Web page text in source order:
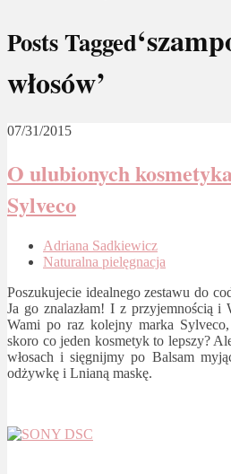
Posts Tagged
włosów’
07/31/2015
O ulubionych
Sylveco
Adriana Sadkiewicz
Naturalna pielęgnacja
Poszukujecie idealnego zestawu do
Ja go znalazłam! I z przyjemnością i
Wami po raz kolejny marka
skoro co jeden kosmetyk to lepszy?
włosach i sięgnijmy po Balsam
odżywkę i Lnianą maskę.